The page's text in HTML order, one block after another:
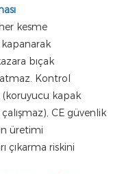
kesme
bıçak
Kontrol
kapak
CE güvenlik
üretimi
çıkarma riskini